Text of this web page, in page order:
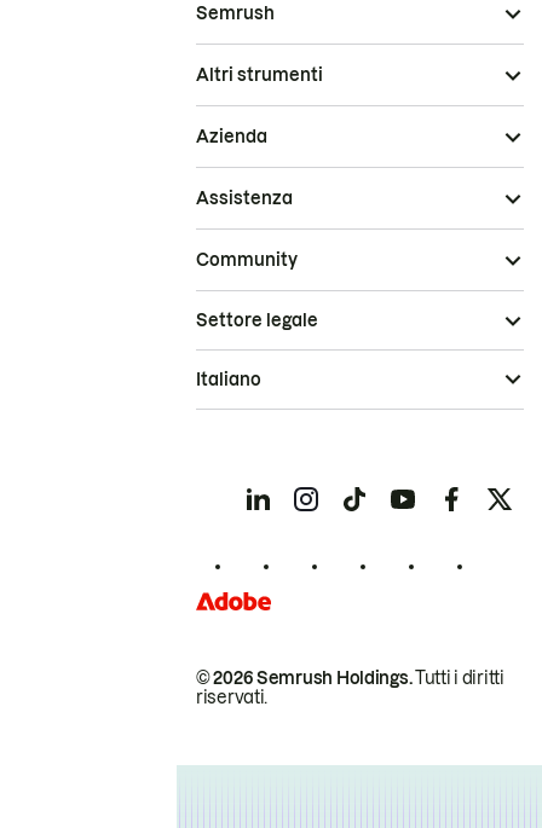
Semrush
Altri strumenti
Azienda
Assistenza
Community
© 2026 Semrush Holdings.Tutti i diritti
riservati.
Settore legale
Italiano